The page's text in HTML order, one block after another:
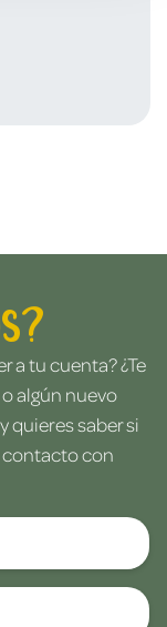
a tu cuenta? ¿Te
algún nuevo
quieres saber si
contacto con